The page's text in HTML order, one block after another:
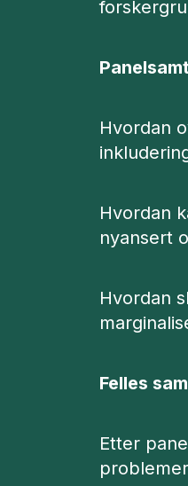
Hvordan
Hvordan
nyansert
Hvordan
Felles
Etter